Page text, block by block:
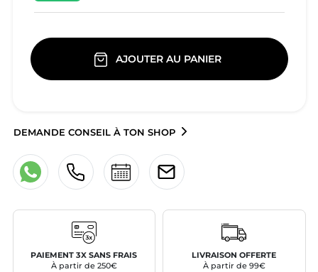
AJOUTER AU PANIER
DEMANDE CONSEIL À TON SHOP
PAIEMENT 3X SANS FRAIS
À partir de 250€
LIVRAISON OFFERTE
À partir de 99€